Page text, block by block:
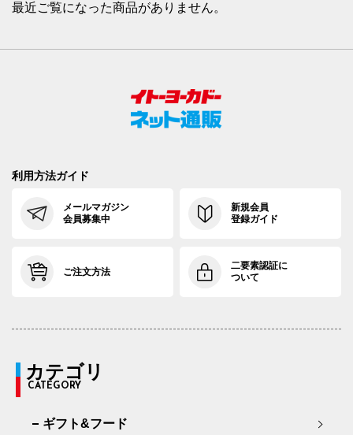
最近ご覧になった商品がありません。
利用方法ガイド
メールマガジン
会員募集中
新規会員
登録ガイド
ご注文方法
二要素認証に
ついて
カテゴリ
CATEGORY
ギフト&フード